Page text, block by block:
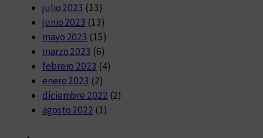
julio 2023 (13)
junio 2023 (13)
mayo 2023 (15)
marzo 2023 (6)
febrero 2023 (4)
enero 2023 (2)
diciembre 2022 (2)
agosto 2022 (1)